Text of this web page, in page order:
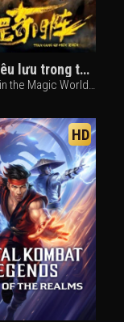
Cuộc phiêu lưu trong thế giới ma thuật
Adventure in the Magic World (2019)
HD